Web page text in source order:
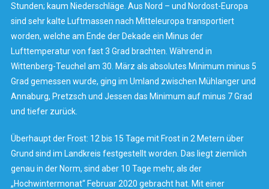
Stunden; kaum Niederschläge. Aus Nord – und Nordost-Europa
sind sehr kalte Luftmassen nach Mitteleuropa transportiert
worden, welche am Ende der Dekade ein Minus der
Lufttemperatur von fast 3 Grad brachten. Während in
Wittenberg-Teuchel am 30. März als absolutes Minimum minus 5
Grad gemessen wurde, ging im Umland zwischen Mühlanger und
Annaburg, Pretzsch und Jessen das Minimum auf minus 7 Grad
und tiefer zurück.
Überhaupt der Frost: 12 bis 15 Tage mit Frost in 2 Metern über
Grund sind im Landkreis festgestellt worden. Das liegt ziemlich
genau in der Norm, sind aber 10 Tage mehr, als der
„Hochwintermonat“ Februar 2020 gebracht hat. Mit einer